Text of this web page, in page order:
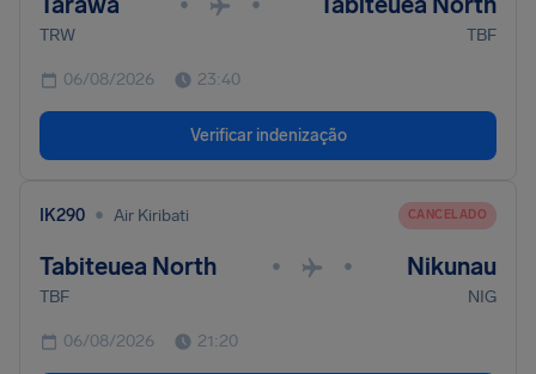
TRW TBF
06/08/2026 23:40
Verificar indenização
IK290 • Air Kiribati CANCELADO
Tabiteuea North • • Nikunau
TBF NIG
06/08/2026 21:20